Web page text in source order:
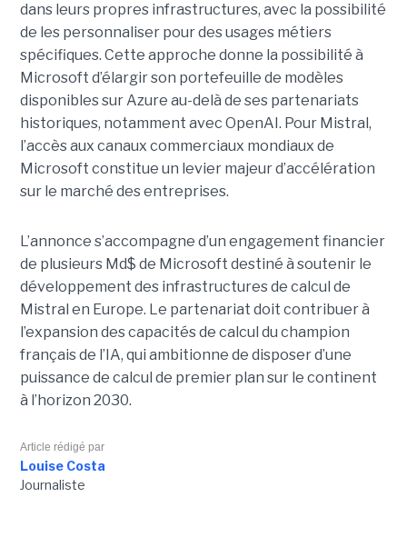
dans leurs propres infrastructures, avec la possibilité
de les personnaliser pour des usages métiers
spécifiques. Cette approche donne la possibilité à
Microsoft d’élargir son portefeuille de modèles
disponibles sur Azure au-delà de ses partenariats
historiques, notamment avec OpenAI. Pour Mistral,
l’accès aux canaux commerciaux mondiaux de
Microsoft constitue un levier majeur d’accélération
sur le marché des entreprises.
L’annonce s’accompagne d’un engagement financier
de plusieurs Md$ de Microsoft destiné à soutenir le
développement des infrastructures de calcul de
Mistral en Europe. Le partenariat doit contribuer à
l’expansion des capacités de calcul du champion
français de l’IA, qui ambitionne de disposer d’une
puissance de calcul de premier plan sur le continent
à l’horizon 2030.
Article rédigé par
Louise Costa
Journaliste